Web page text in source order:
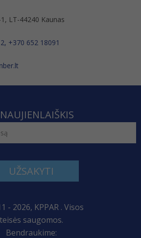
LT-44240 Kaunas
+370 652 18091
NAUJIENLAIŠKIS
UŽSAKYTI
- 2026, KPPAR . Visos
teisės saugomos.
Bendraukime: